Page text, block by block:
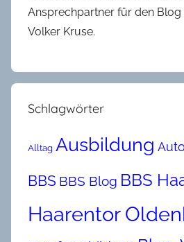
Ansprechpartner für den Blog
Volker Kruse.
Schlagwörter
Alltag Ausbildung Auto
BBS BBS Blog BBS
Haarentor